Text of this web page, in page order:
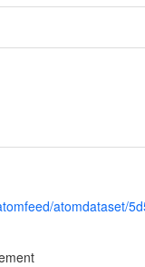
atomdataset/